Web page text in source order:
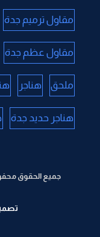
مقاول ترميم جدة
مقاول عظم جدة
ملحق هناجر
هناجر حديد جدة
جميع الحقوق